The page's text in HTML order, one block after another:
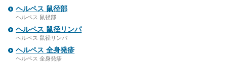
ヘルペス 鼠径部
ヘルペス 鼠径部
ヘルペス 鼠径リンパ
ヘルペス 鼠径リンパ
ヘルペス 全身発疹
ヘルペス 全身発疹